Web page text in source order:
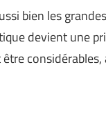
bien les
devient une